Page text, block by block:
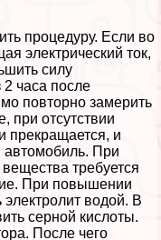
процедуру. Если во
электрический ток,
силу
2 часа после
повторно замерить
при отсутствии
прекращается, и
автомобиль. При
требуется
При повышении
электролит водой. В
серной кислоты.
После чего